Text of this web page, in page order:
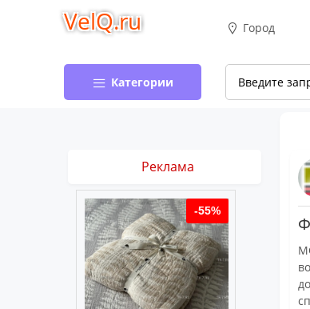
VelQ.ru Город
Категории
Реклама
-55%